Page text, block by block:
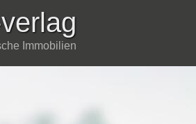
Immobilien